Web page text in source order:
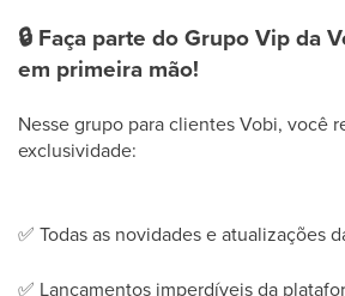
🔒 Faça parte do Grupo Vip da
em primeira mão!
Nesse grupo para clientes Vobi, você
exclusividade:
✅ Todas as novidades e atualizações
✅ Lançamentos imperdíveis da